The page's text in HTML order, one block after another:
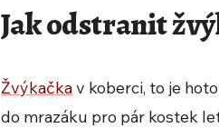
Jak odstranit
Žvýkačkav koberci, to je
do mrazáku pro pár kostek